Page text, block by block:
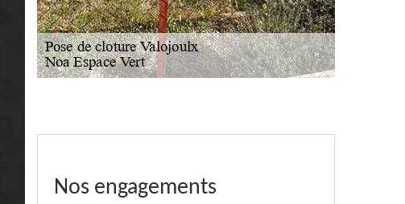
Nos engagements